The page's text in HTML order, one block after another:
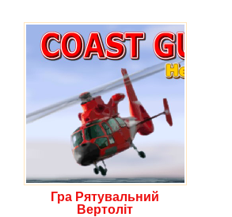
Гра Рятувальний
Вертоліт